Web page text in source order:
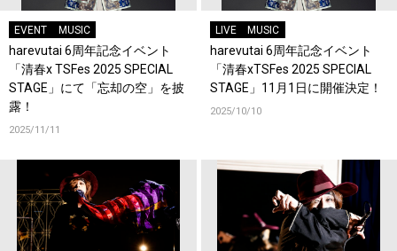
EVENT MUSIC
harevutai 6周年記念イベント
「清春x TSFes 2025 SPECIAL
STAGE」にて「忘却の空」を披
露！
2025/11/11
LIVE MUSIC
harevutai 6周年記念イベント
「清春xTSFes 2025 SPECIAL
STAGE」11月1日に開催決定！
2025/10/10